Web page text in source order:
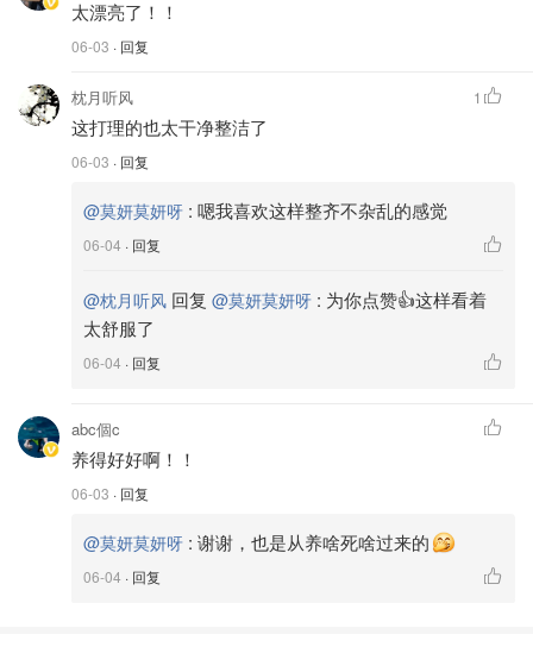
太漂亮了！！
06-03 · 回复
枕月听风
这打理的也太干净整洁了
06-03 · 回复
1
@莫妍莫妍呀 : 嗯我喜欢这样整齐不杂乱的感觉
06-04 · 回复
@枕月听风 回复 @莫妍莫妍呀 : 为你点赞👍这样看着
太舒服了
06-04 · 回复
abc個c
养得好好啊！！
06-03 · 回复
@莫妍莫妍呀 : 谢谢，也是从养啥死啥过来的
06-04 · 回复